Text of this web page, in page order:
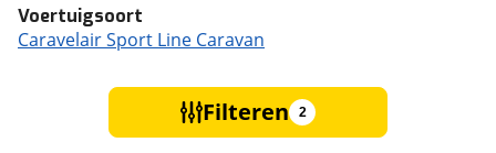
Voertuigsoort
Caravelair Sport Line Caravan
Filteren 2